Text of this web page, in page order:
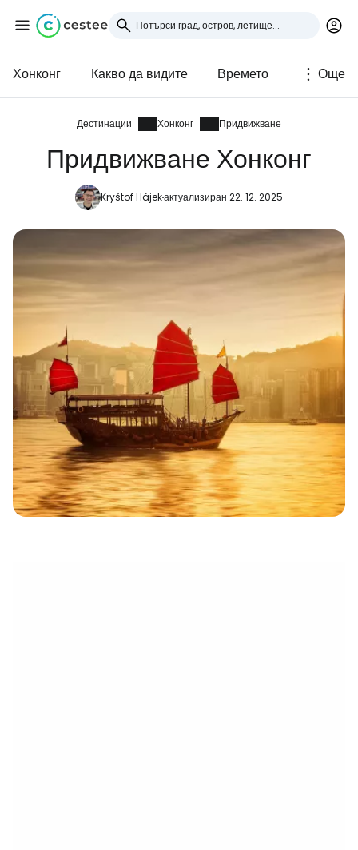
Хонконг Какво да видите Времето Още
Дестинации Хонконг Придвижване
Придвижване Хонконг
Kryštof Hájekактуализиран 22. 12. 2025
Влезте в Cestee
... световната общност на туристите
Продължете с Facebook